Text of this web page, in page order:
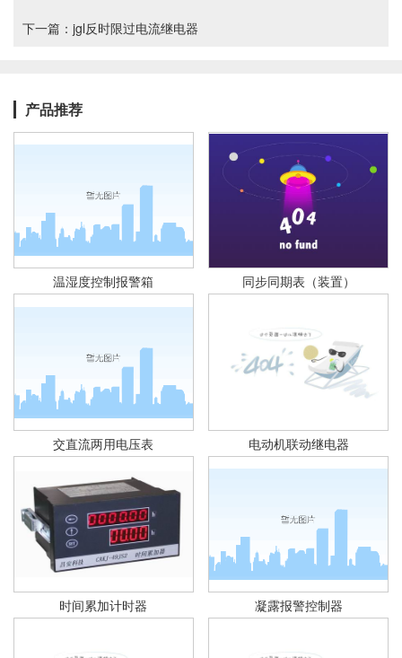
下一篇： jgl反时限过电流继电器
产品推荐
温湿度控制报警箱 同步同期表（装置）
交直流两用电压表 电动机联动继电器
时间累加计时器 凝露报警控制器